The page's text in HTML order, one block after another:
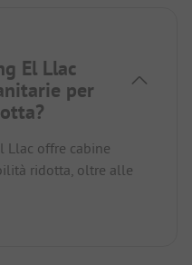
El Llac
per
Llac offre cabine
ridotta, oltre alle